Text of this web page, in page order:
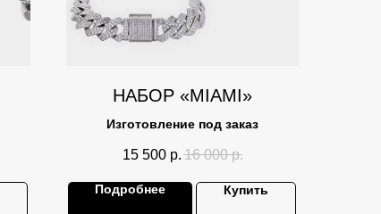
НАБОР «MIAMI»
Изготовление под заказ
15 500 р. 16 000 р.
Подробнее Купить